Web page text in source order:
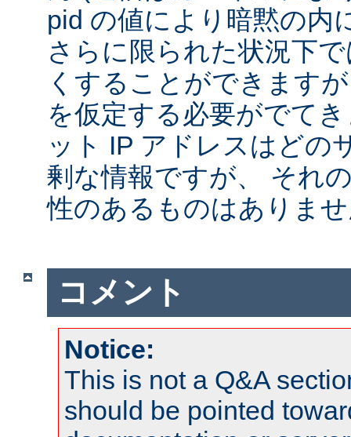
pid の値により暗黙の内
さらに限られた状況下
くすることができます
を仮定する必要がでて
ット IP アドレスはどの
剰な情報ですが、 それ
性のあるものはありま
コメント
Notice:
This is not a Q&A
should be pointed